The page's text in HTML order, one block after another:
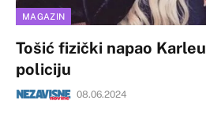
MAGAZIN
Tošić fizički napao
policiju
08.06.2024